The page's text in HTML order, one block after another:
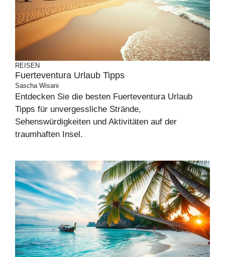
REISEN
Fuerteventura Urlaub Tipps
Sascha Wisani
Entdecken Sie die besten Fuerteventura Urlaub
Tipps für unvergessliche Strände,
Sehenswürdigkeiten und Aktivitäten auf der
traumhaften Insel.